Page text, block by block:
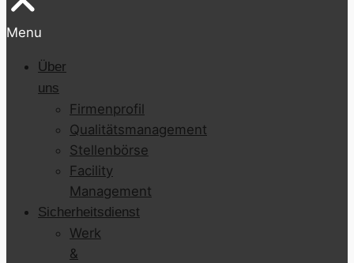
Menu
Über
uns
Firmenprofil
Qualitätsmanagement
Stellenbörse
Facility
Management
Sicherheitsdienst
Werk
&